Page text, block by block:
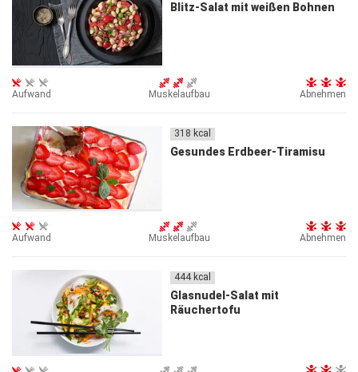
Blitz-Salat mit weißen Bohnen
Aufwand Muskelaufbau Abnehmen
318 kcal
Gesundes Erdbeer-Tiramisu
Aufwand Muskelaufbau Abnehmen
444kcal
Glasnudel-Salat mit
Räuchertofu